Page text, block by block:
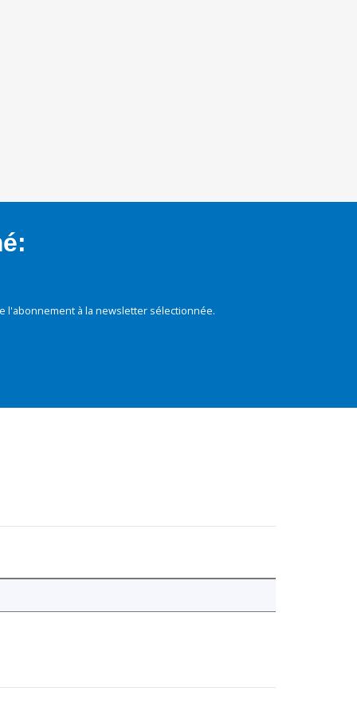
l'abonnement à la newsletter sélectionnée.